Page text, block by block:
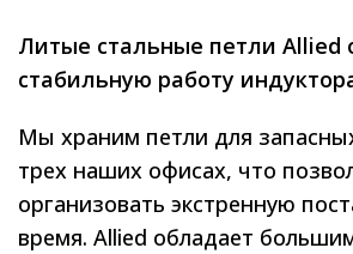
Литые стальные петли Allied
стабильную работу
Мы храним петли для
трех наших офисах, что
организовать экстренную
время. Allied обладает